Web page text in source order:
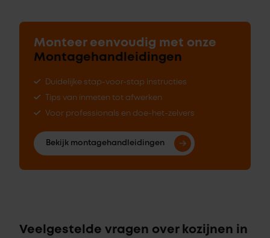
Monteer eenvoudig met onze
Montagehandleidingen
Duidelijke stap-voor-stap instructies
Tips van inmeten tot afwerken
Voor professionals en doe-het-zelvers
Bekijk montagehandleidingen
Veelgestelde vragen over kozijnen in